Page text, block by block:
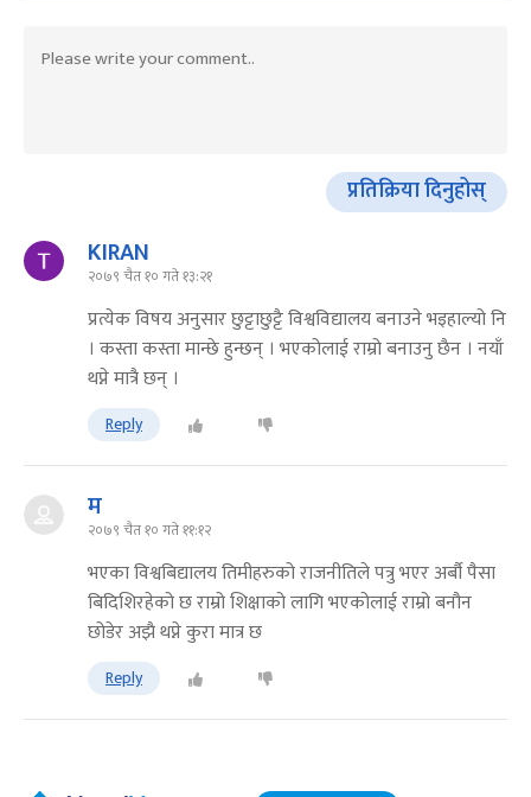
प्रतिक्रिया दिनुहोस्
KIRAN
२०७९ चैत १० गते १३:२१
प्रत्येक विषय अनुसार छुट्टाछुट्टै विश्वविद्यालय बनाउने भइहाल्यो नि
। कस्ता कस्ता मान्छे हुन्छन् । भएकोलाई राम्रो बनाउनु छैन । नयाँ
थप्ने मात्रै छन् ।
Reply
म
२०७९ चैत १० गते ११:१२
भएका विश्वबिद्यालय तिमीहरुको राजनीतिले पत्रु भएर अर्बौ पैसा
बिदिशिरहेको छ राम्रो शिक्षाको लागि भएकोलाई राम्रो बनौन
छोडेर अझै थप्ने कुरा मात्र छ
Reply